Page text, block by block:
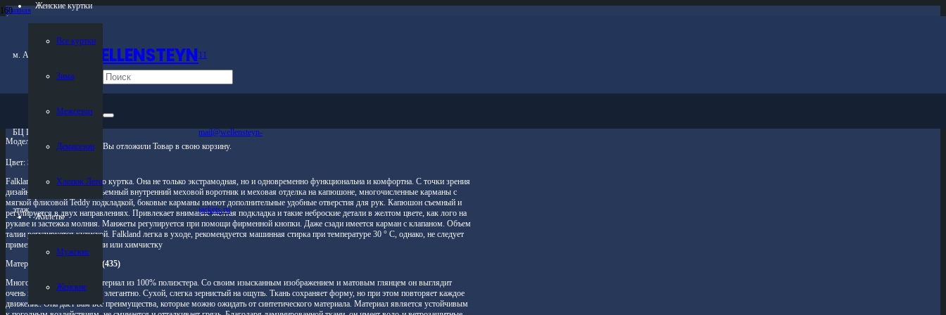
м. Автозаводская
БЦ Панорама 6
этаж
WELLENSTEYN11
mail@wellensteyn-
jackets.ru
Женские куртки
Все куртки
Зима
Межсезон
Демисезон
Хлопок Лето
Жилеты
Мужские
Женские
Вы отложили Товар в свою корзину.
Главная
/
Мужские куртки
Зима
Falkland-435 Schwarz
Falkland-435 Schwarz
Модель: Falkland
Цвет: Schwarz (черный)
Falkland больше, чем просто куртка. Она не только экстрамодная, но и одновременно функциональна и комфортна. С точки зрения
дизайна было учтено все: съемный внутренний меховой воротник и меховая отделка на капюшоне, многочисленные карманы с
мягкой флисовой Teddy подкладкой, боковые карманы имеют дополнительные удобные отверстия для рук. Капюшон съемный и
регулируется в двух направлениях. Привлекает внимание желтая подкладка и такие неброские детали в желтом цвете, как лого на
рукаве и застежка молния. Манжеты регулируется при помощи фирменной кнопки. Даже сзади имеется карман с клапаном. Объем
талии регулируется кулиской. Falkland легка в уходе, рекомендуется машинная стирка при температуре 30 ° C, однако, не следует
применять смягчители ткани или химчистку
Материал:
HaHeMeAirTec (435)
Многофункциональный материал из 100% полиэстера. Со своим изысканным изображением и матовым глянцем он выглядит
очень высококачественно и элегантно. Сухой, слегка зернистый на ощупь. Ткань сохраняет форму, но при этом повторяет каждое
движение. Она дает вам все преимущества, которые можно ожидать от синтетического материала. Материал является устойчивым